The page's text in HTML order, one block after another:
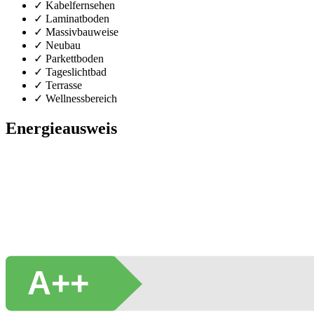
✓ Kabelfernsehen
✓ Laminatboden
✓ Massivbauweise
✓ Neubau
✓ Parkettboden
✓ Tageslichtbad
✓ Terrasse
✓ Wellnessbereich
Energieausweis
A++